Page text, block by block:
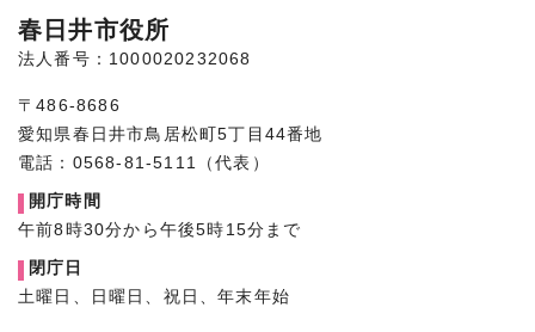
春日井市役所
法人番号：1000020232068
〒486-8686
愛知県春日井市鳥居松町5丁目44番地
電話：0568-81-5111（代表）
開庁時間
午前8時30分から午後5時15分まで
閉庁日
土曜日、日曜日、祝日、年末年始